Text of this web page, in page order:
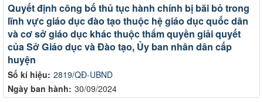
Số kí hiệu: 2819/QĐ-UBND
Ngày ban hành: 30/09/2024
Quyết định công bố thủ tục hành chính bị bãi bỏ trong
lĩnh vực giáo dục đào tạo thuộc hệ giáo dục quốc dân
và cơ sở giáo dục khác thuộc thẩm quyền giải quyết
của Sở Giáo dục và Đào tạo, Ủy ban nhân dân cấp
huyện